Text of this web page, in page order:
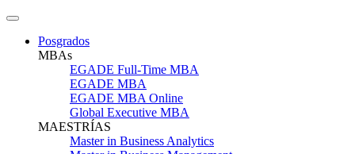
Posgrados
MBAs
EGADE Full-Time MBA
EGADE MBA
EGADE MBA Online
Global Executive MBA
MAESTRÍAS
Master in Business Analytics